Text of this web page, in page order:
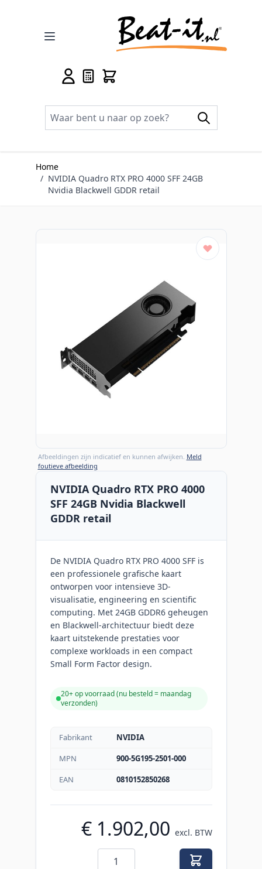
Home
/ NVIDIA Quadro RTX PRO 4000 SFF 24GB
Nvidia Blackwell GDDR retail
Afbeeldingen zijn indicatief en kunnen afwijken. Meld
foutieve afbeelding
NVIDIA Quadro RTX PRO 4000
SFF 24GB Nvidia Blackwell
GDDR retail
De NVIDIA Quadro RTX PRO 4000 SFF is
een professionele grafische kaart
ontworpen voor intensieve 3D-
visualisatie, engineering en scientific
computing. Met 24GB GDDR6 geheugen
en Blackwell-architectuur biedt deze
kaart uitstekende prestaties voor
complexe workloads in een compact
Small Form Factor design.
20+ op voorraad (nu besteld = maandag
verzonden)
Fabrikant
NVIDIA
MPN
900-5G195-2501-000
EAN
0810152850268
€ 1.902,00 excl. BTW
Aantal